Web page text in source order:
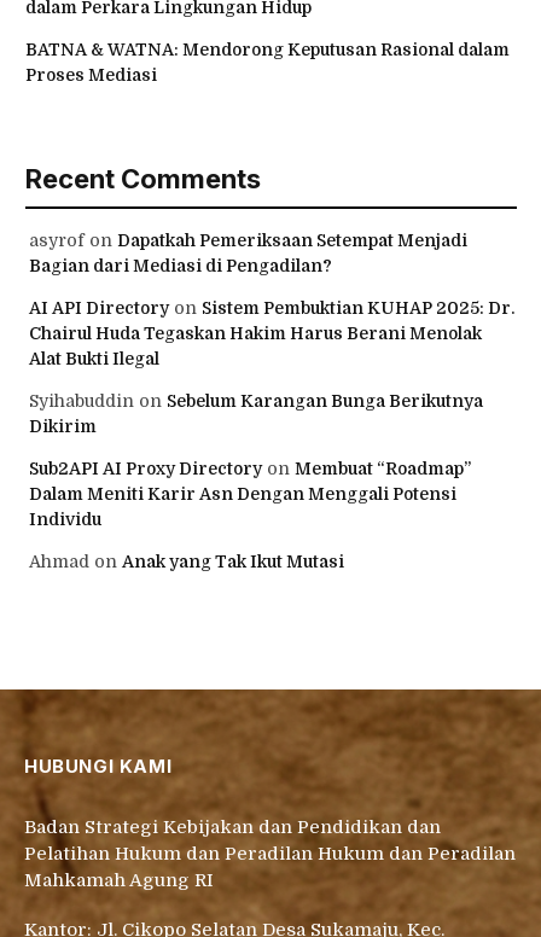
dalam Perkara Lingkungan Hidup
BATNA & WATNA: Mendorong Keputusan Rasional dalam
Proses Mediasi
Recent Comments
asyrofon Dapatkah Pemeriksaan Setempat Menjadi
Bagian dari Mediasi di Pengadilan?
AI API Directoryon Sistem Pembuktian KUHAP 2025: Dr.
Chairul Huda Tegaskan Hakim Harus Berani Menolak
Alat Bukti Ilegal
Syihabuddin on Sebelum Karangan Bunga Berikutnya
Dikirim
Sub2API AI Proxy Directoryon Membuat “Roadmap”
Dalam Meniti Karir Asn Dengan Menggali Potensi
Individu
Ahmad on Anak yang Tak Ikut Mutasi
HUBUNGI KAMI
Badan Strategi Kebijakan dan Pendidikan dan
Pelatihan Hukum dan Peradilan Hukum dan Peradilan
Mahkamah Agung RI
Kantor: Jl. Cikopo Selatan Desa Sukamaju, Kec.